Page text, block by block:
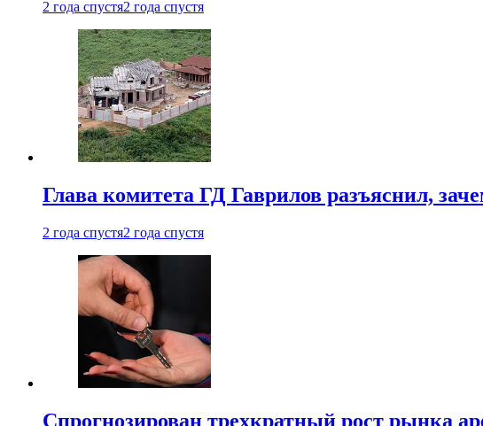
2 года спустя2 года спустя
Глава комитета ГД Гаврилов разъяснил,
2 года спустя2 года спустя
Спрогнозирован трехкратный рост рынка